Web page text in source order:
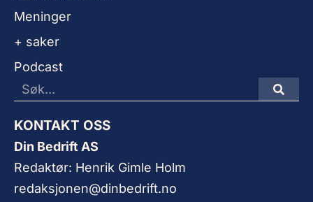
Meninger
+ saker
Podcast
KONTAKT OSS
Din Bedrift AS
Redaktør: Henrik Gimle Holm
redaksjonen@dinbedrift.no